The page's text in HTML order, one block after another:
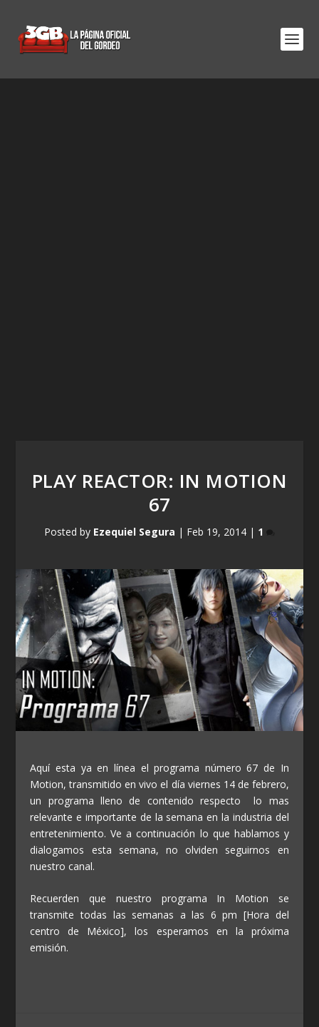
PLAY REACTOR: IN MOTION
67
Posted by Ezequiel Segura | Feb 19, 2014 | 1
Aquí esta ya en línea el programa número 67 de In
Motion, transmitido en vivo el día viernes 14 de febrero,
un programa lleno de contenido respecto lo mas
relevante e importante de la semana en la industria del
entretenimiento. Ve a continuación lo que hablamos y
dialogamos esta semana, no olviden seguirnos en
nuestro canal.
Recuerden que nuestro programa In Motion se
transmite todas las semanas a las 6 pm [Hora del
centro de México], los esperamos en la próxima
emisión.